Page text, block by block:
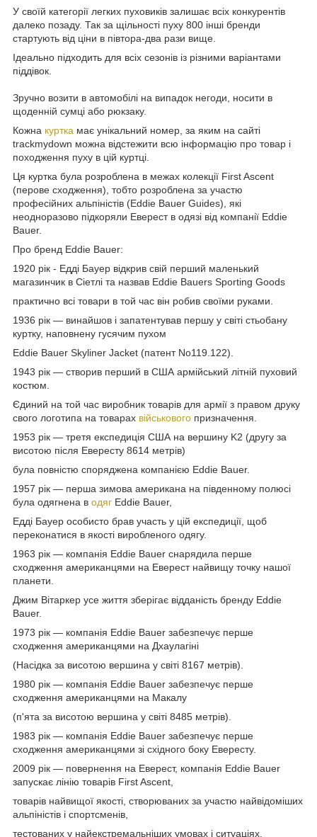
У своїй категорії легких пуховиків залишає всіх конкурентів
далеко позаду. Так за щільності пуху 800 інші бренди
стартують від ціни в півтора-два рази вище.
Ідеально підходить для всіх сезонів із різними варіантами
піддівок.
Зручно возити в автомобілі на випадок негоди, носити в
щоденній сумці або рюкзаку.
Кожна куртка має унікальний номер, за яким на сайті
trackmydown можна відстежити всю інформацію про товар і
походження пуху в цій куртці.
Ця куртка була розроблена в межах колекції First Ascent
(перове сходження), тобто розроблена за участю
професійних альпіністів (Eddie Bauer Guides), які
неодноразово підкоряли Еверест в одязі від компанії Eddie
Bauer.
Про бренд Eddie Bauer:
1920 рік - Едді Бауер відкрив свій перший маленький
магазинчик в Сіетлі та назвав Eddie Bauers Sporting Goods
практично всі товари в той час він робив своїми руками.
1936 рік — винайшов і запатентував першу у світі стьобану
куртку, наповнену гусячим пухом
Eddie Bauer Skyliner Jacket (патент No119.122).
1943 рік — створив перший в США армійський літній пуховий
костюм.
Єдиний на той час виробник товарів для армії з правом друку
свого логотипа на товарах військового призначення.
1953 рік — третя експедиція США на вершину K2 (другу за
висотою після Евересту 8614 метрів)
була повністю споряджена компанією Eddie Bauer.
1957 рік — перша зимова американа на південному полюсі
була одягнена в одяг Eddie Bauer,
Едді Бауер особисто брав участь у цій експедиції, щоб
переконатися в якості виробленого одягу.
1963 рік — компанія Eddie Bauer снарядила перше
сходження американцями на Еверест найвищу точку нашої
планети.
Джим Вітаркер усе життя зберігає відданість бренду Eddie
Bauer.
1973 рік — компанія Eddie Bauer забезпечує перше
сходження американцями на Дхаулагіні
(Насідка за висотою вершина у світі 8167 метрів).
1980 рік — компанія Eddie Bauer забезпечує перше
сходження американцями на Макалу
(п'ята за висотою вершина у світі 8485 метрів).
1983 рік — компанія Eddie Bauer забезпечує перше
сходження американцями зі східного боку Евересту.
2009 рік — повернення на Еверест, компанія Eddie Bauer
запускає лінію товарів First Ascent,
товарів найвищої якості, створюваних за участю найвідоміших
альпіністів і спортсменів,
тестованих у найекстремальніших умовах і ситуаціях.